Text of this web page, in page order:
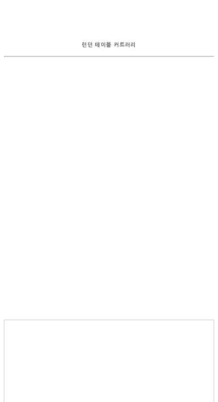
런던 테이블 커트러리